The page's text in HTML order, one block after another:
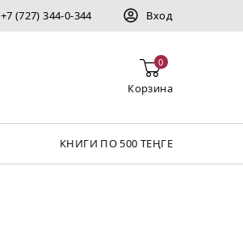
+7 (727) 344-0-344 Вход
0
Корзина
КНИГИ ПО 500 ТЕҢГЕ